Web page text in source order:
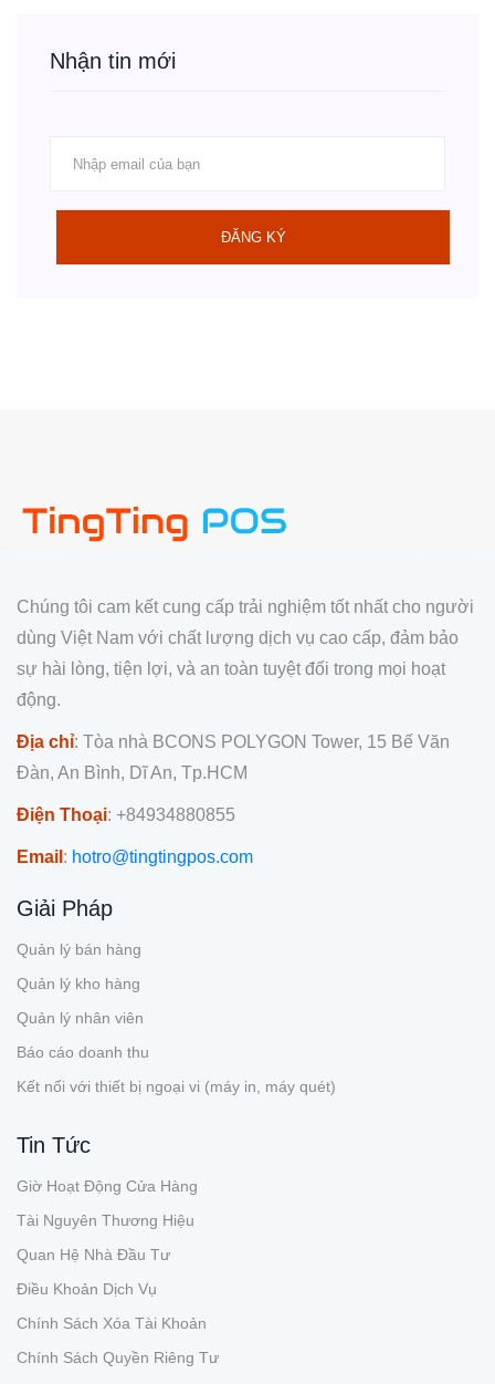
Nhận tin mới
ĐĂNG KÝ
Chúng tôi cam kết cung cấp trải nghiệm tốt nhất cho người
dùng Việt Nam với chất lượng dịch vụ cao cấp, đảm bảo
sự hài lòng, tiện lợi, và an toàn tuyệt đối trong mọi hoạt
động.
Địa chỉ: Tòa nhà BCONS POLYGON Tower, 15 Bế Văn
Đàn, An Bình, Dĩ An, Tp.HCM
Điện Thoại: +84934880855
Email : hotro@tingtingpos.com
Giải Pháp
Quản lý bán hàng
Quản lý kho hàng
Quản lý nhân viên
Báo cáo doanh thu
Kết nối với thiết bị ngoại vi (máy in, máy quét)
Tin Tức
Giờ Hoạt Động Cửa Hàng
Tài Nguyên Thương Hiệu
Quan Hệ Nhà Đầu Tư
Điều Khoản Dịch Vụ
Chính Sách Xóa Tài Khoản
Chính Sách Quyền Riêng Tư